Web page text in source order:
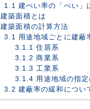
1.1 建ぺい率の「ぺい」
建築面積とは
建築面積の計算方法
3.1 用途地域ごとに建蔽
3.1.1 住居系
3.1.2 商業系
3.1.3 工業系
3.1.4 用途地域の指
3.2 建蔽率の緩和につい